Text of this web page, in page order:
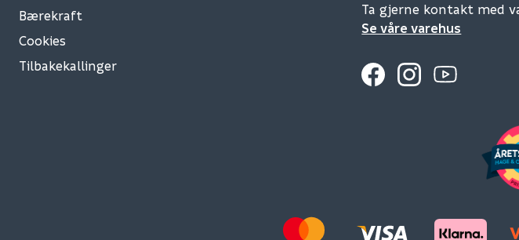
Bærekraft
Cookies
Tilbakekallinger
Ta gjerne kontakt med
Se våre varehus